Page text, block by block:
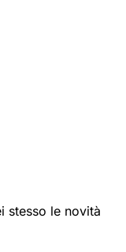
stesso le novità